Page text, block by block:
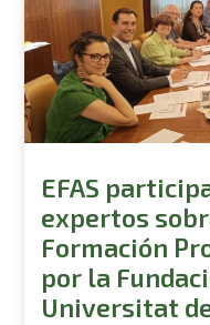
EFAS
expertos
Formación
por la
Universitat